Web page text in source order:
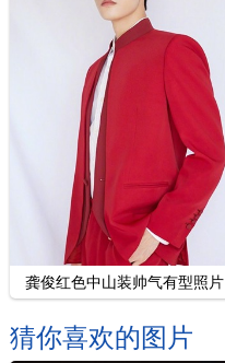
龚俊红色中山装帅气有型照片
猜你喜欢的图片